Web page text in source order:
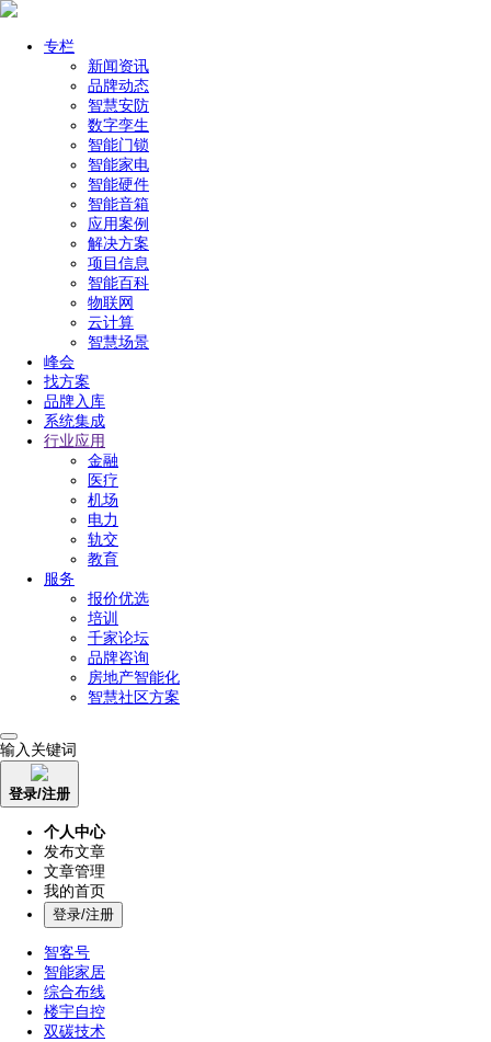
专栏
新闻资讯
品牌动态
智慧安防
数字孪生
智能门锁
智能家电
智能硬件
智能音箱
应用案例
解决方案
项目信息
智能百科
物联网
云计算
智慧场景
峰会
找方案
品牌入库
系统集成
行业应用
金融
医疗
机场
电力
轨交
教育
服务
报价优选
培训
千家论坛
品牌咨询
房地产智能化
智慧社区方案
输入关键词
登录/注册
个人中心
发布文章
文章管理
我的首页
登录/注册
智客号
智能家居
综合布线
楼宇自控
双碳技术